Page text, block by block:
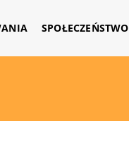
SPOŁECZEŃSTWO